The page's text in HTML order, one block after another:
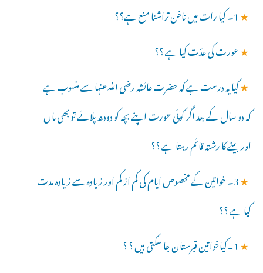
★1۔ کیا رات میں ناخن تراشنا منع ہے؟؟
★عورت کی عدّت کیا ہے ؟؟
★کیا یہ درست ہے کہ حضرت عائشہ رضی ﷲعنہا سے منسوب ہے
کہ دو سال کے بعد اگر کوئی عورت اپنے بچہ کو دودھ پلائے تو بھی ماں
اور بیٹے کا رشتہ قائم رہتا ہے ؟؟
★ 3۔ خواتین کے مخصوص ایام کی کم از کم اور زیادہ سے زیادہ مدت
کیا ہے ؟؟
★1۔کیاخواتین قبرستان جا سکتی ہیں ؟ ؟